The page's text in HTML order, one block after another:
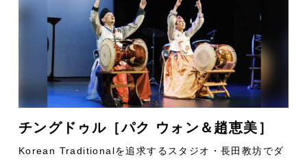
チングドゥル［パク ウォン＆趙恵美］
Korean Traditionalを追求するスタジオ・長田教坊でダ